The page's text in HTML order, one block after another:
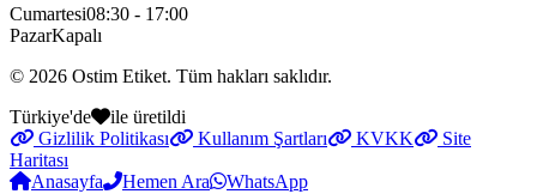
Cumartesi08:30 - 17:00
PazarKapalı
© 2026 Ostim Etiket. Tüm hakları saklıdır.
Türkiye'de
ile üretildi
Gizlilik Politikası
Kullanım Şartları KVKK
Site
Haritası
Anasayfa
Hemen Ara WhatsApp